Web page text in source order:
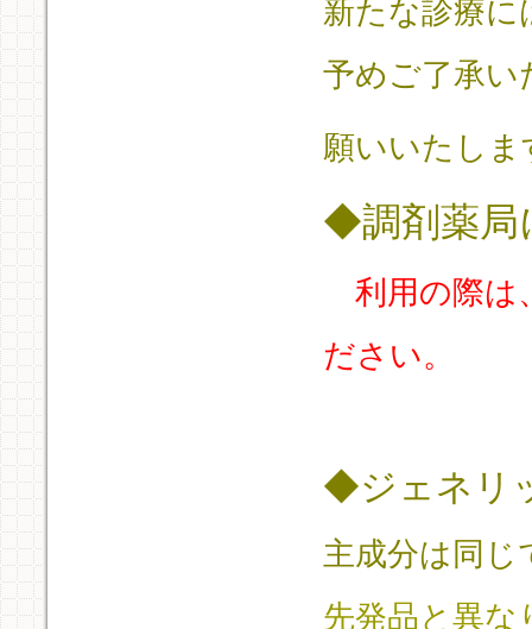
新たな診療に
予めご了承い
願いいたしま
◆調剤薬
利用の際は
ださい。
◆ジェネリ
主成分は同じ
先発品と異な